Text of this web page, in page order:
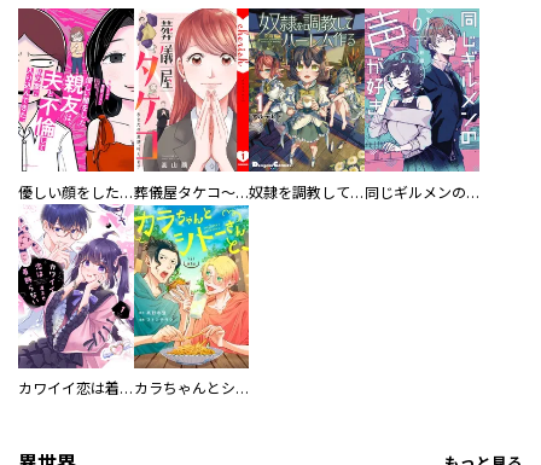
優しい顔をした親友は、夫と不倫して私の家に入り込んできた。 葬儀屋タケコ～あなたの最期、叶えます【電子単行本版】 奴隷を調教してハーレム作る 同じギルメンの声が好き
カワイイ恋は着飾らない カラちゃんとシトーさんと、 【分冊版】